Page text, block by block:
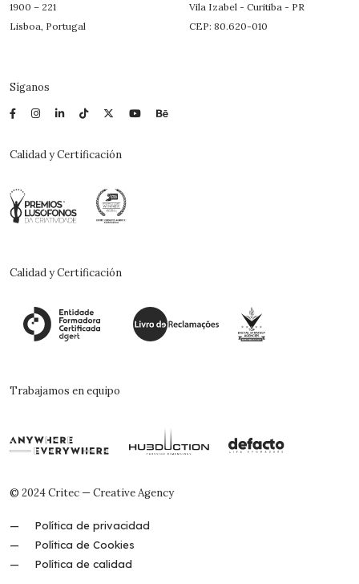
1900 – 221
Lisboa, Portugal
Vila Izabel - Curitiba - PR
CEP: 80.620-010
Síganos
Calidad y Certificación
Calidad y Certificación
Trabajamos en equipo
© 2024 Critec — Creative Agency
Política de privacidad
Política de Cookies
Política de calidad